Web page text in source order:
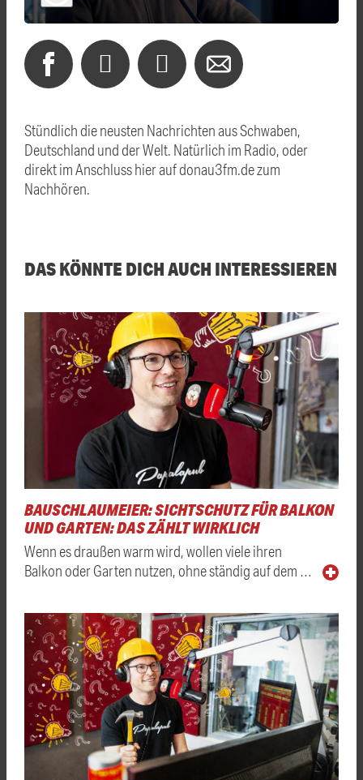
Stündlich die neusten Nachrichten aus Schwaben,
Deutschland und der Welt. Natürlich im Radio, oder
direkt im Anschluss hier auf donau3fm.de zum
Nachhören.
DAS KÖNNTE DICH AUCH INTERESSIEREN
BAUSCHLAUMEIER: SICHTSCHUTZ FÜR BALKON
UND GARTEN: DAS ZÄHLT WIRKLICH
Wenn es draußen warm wird, wollen viele ihren
Balkon oder Garten nutzen, ohne ständig auf dem …